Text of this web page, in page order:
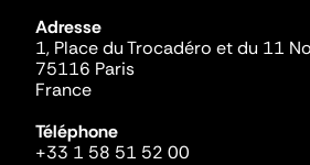
Adresse
1, Place du Trocadéro et du 11
75116 Paris
France
Téléphone
+33 1 58 51 52 00